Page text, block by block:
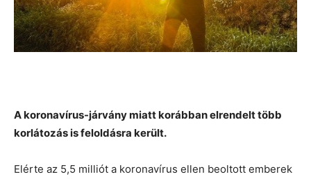
A koronavírus-járvány miatt korábban elrendelt több
korlátozás is feloldásra került.
Elérte az 5,5 milliót a koronavírus ellen beoltott emberek